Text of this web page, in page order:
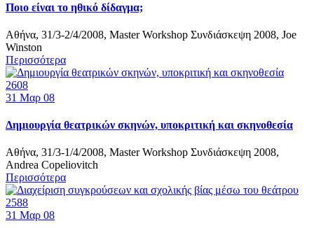
Ποιο είναι τo ηθικό δίδαγμα;
Αθήνα, 31/3-2/4/2008, Master Workshop Συνδιάσκεψη 2008, Joe
Winston
Περισσότερα
2608
31 Μαρ 08
Δημιουργία θεατρικών σκηνών, υποκριτική και σκηνοθεσία
Αθήνα, 31/3-1/4/2008, Master Workshop Συνδιάσκεψη 2008,
Andrea Copeliovitch
Περισσότερα
2588
31 Μαρ 08